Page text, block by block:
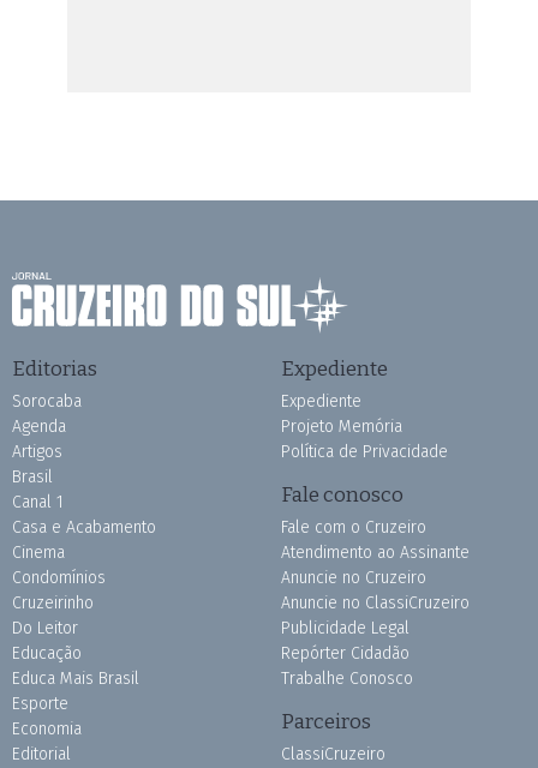
Editorias
Sorocaba
Agenda
Artigos
Brasil
Canal 1
Casa e Acabamento
Cinema
Condomínios
Cruzeirinho
Do Leitor
Educação
Educa Mais Brasil
Esporte
Economia
Editorial
Expediente
Expediente
Projeto Memória
Política de Privacidade
Fale conosco
Fale com o Cruzeiro
Atendimento ao Assinante
Anuncie no Cruzeiro
Anuncie no ClassiCruzeiro
Publicidade Legal
Repórter Cidadão
Trabalhe Conosco
Parceiros
ClassiCruzeiro